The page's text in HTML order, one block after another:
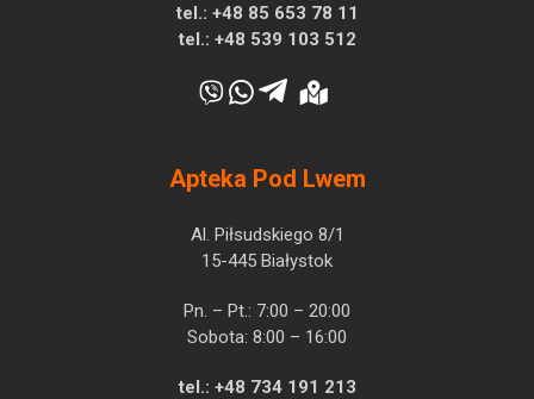
tel.: +48 85 653 78 11
tel.: +48 539 103 512
Apteka Pod Lwem
Al. Piłsudskiego 8/1
15-445 Białystok
Pn. – Pt.: 7:00 – 20:00
Sobota: 8:00 – 16:00
tel.: +48 734 191 213